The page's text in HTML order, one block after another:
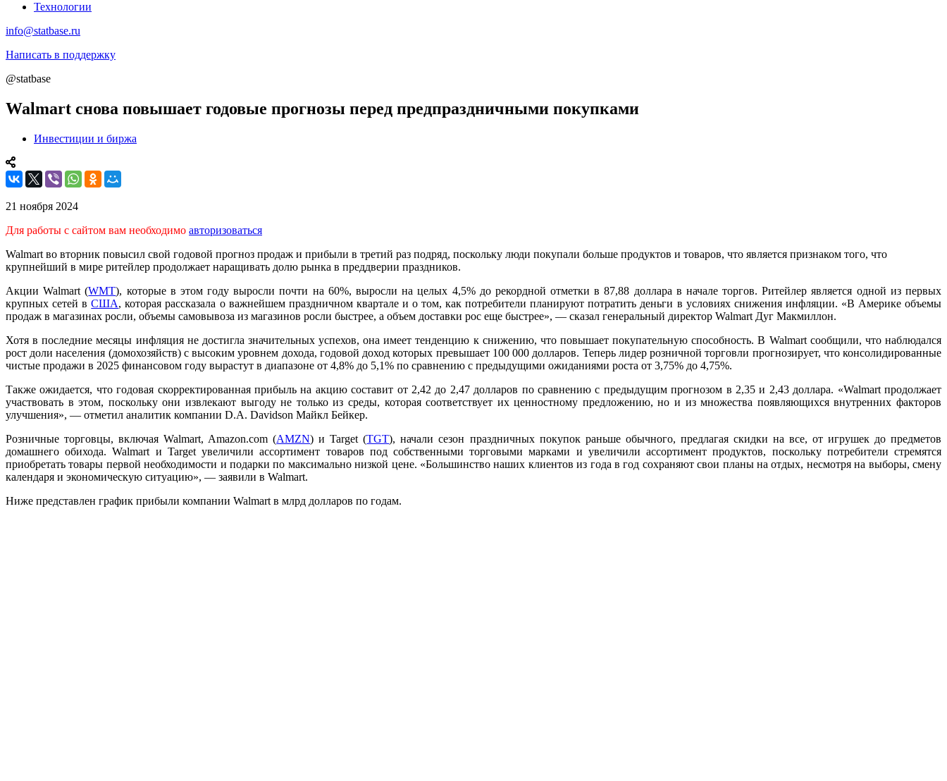
Технологии
info@statbase.ru
Написать в поддержку
@statbase
Walmart снова повышает годовые прогнозы перед предпраздничными покупками
Инвестиции и биржа
21 ноября 2024
Для работы с сайтом вам необходимо авторизоваться
Walmart во вторник повысил свой годовой прогноз продаж и прибыли в третий раз подряд, поскольку люди покупали больше продуктов и товаров, что является признаком того, что
крупнейший в мире ритейлер продолжает наращивать долю рынка в преддверии праздников.
Акции Walmart (WMT), которые в этом году выросли почти на 60%, выросли на целых 4,5% до рекордной отметки в 87,88 доллара в начале торгов. Ритейлер является одной из первых
крупных сетей вСША, которая рассказала о важнейшем праздничном квартале и о том, как потребители планируют потратить деньги в условиях снижения инфляции. «В Америке объемы
продаж в магазинах росли, объемы самовывоза из магазинов росли быстрее, а объем доставки рос еще быстрее», — сказал генеральный директор Walmart Дуг Макмиллон.
Хотя в последние месяцы инфляция не достигла значительных успехов, она имеет тенденцию к снижению, что повышает покупательную способность. В Walmart сообщили, что наблюдался
рост доли населения (домохозяйств) с высоким уровнем дохода, годовой доход которых превышает 100 000 долларов. Теперь лидер розничной торговли прогнозирует, что консолидированные
чистые продажи в 2025 финансовом году вырастут в диапазоне от 4,8% до 5,1% по сравнению с предыдущими ожиданиями роста от 3,75% до 4,75%.
Также ожидается, что годовая скорректированная прибыль на акцию составит от 2,42 до 2,47 долларов по сравнению с предыдущим прогнозом в 2,35 и 2,43 доллара. «Walmart продолжает
участвовать в этом, поскольку они извлекают выгоду не только из среды, которая соответствует их ценностному предложению, но и из множества появляющихся внутренних факторов
улучшения», — отметил аналитик компании D.A. Davidson Майкл Бейкер.
Розничные торговцы, включая Walmart, Amazon.com (AMZN) и Target (TGT), начали сезон праздничных покупок раньше обычного, предлагая скидки на все, от игрушек до предметов
домашнего обихода. Walmart и Target увеличили ассортимент товаров под собственными торговыми марками и увеличили ассортимент продуктов, поскольку потребители стремятся
приобретать товары первой необходимости и подарки по максимально низкой цене. «Большинство наших клиентов из года в год сохраняют свои планы на отдых, несмотря на выборы, смену
календаря и экономическую ситуацию», — заявили в Walmart.
Ниже представлен график прибыли компании Walmart в млрд долларов по годам.